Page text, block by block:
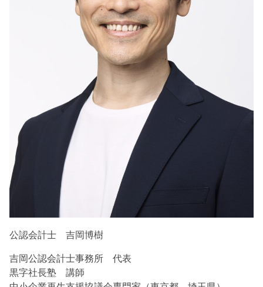
公認会計士 吉岡博樹
吉岡公認会計士事務所 代表
黒字社長塾 講師